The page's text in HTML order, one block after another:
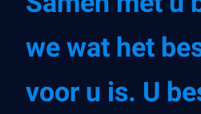
we wat het
voor u is. U